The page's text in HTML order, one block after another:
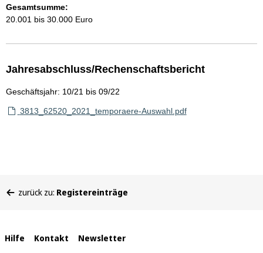
Gesamtsumme:
20.001 bis 30.000 Euro
Jahresabschluss/Rechenschaftsbericht
Geschäftsjahr: 10/21 bis 09/22
3813_62520_2021_temporaere-Auswahl.pdf
befinden
zurück zu: Registereinträge
Interne
Hilfe Kontakt Newsletter